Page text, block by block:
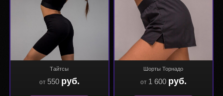
Тайтсы
от 550 руб.
Шорты Торнадо
от 1 600 руб.